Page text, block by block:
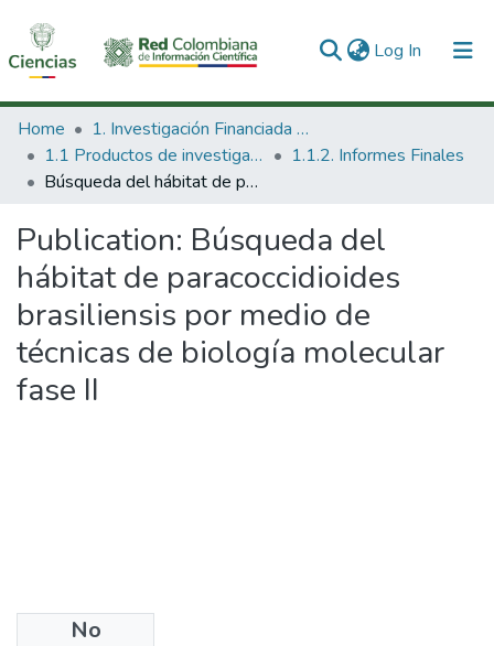
Log In (current)
Communities & Collections
All of DSpace
Home
1. Investigación Financiada con Recursos Públicos
1.1 Productos de investigación
1.1.2. Informes Finales
Búsqueda del hábitat de paracoccidioides brasiliensis por medio de técnicas de biología molecular fase II
Publication: Búsqueda del
hábitat de paracoccidioides
brasiliensis por medio de
técnicas de biología molecular
fase II
No